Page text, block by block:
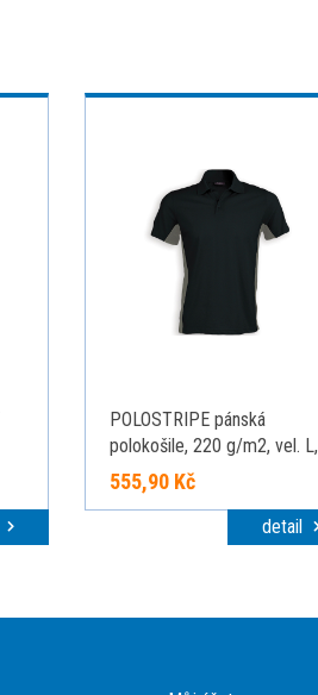
POLOSTRIPE pánská
polokošile, 220 g/m2, vel. L,
KARIBAN, Ocelově šedá
555,90 Kč
detail